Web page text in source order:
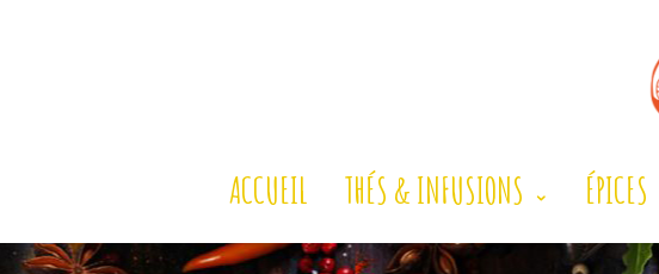
ACCUEIL THÉS & INFUSIONS ÉPICES